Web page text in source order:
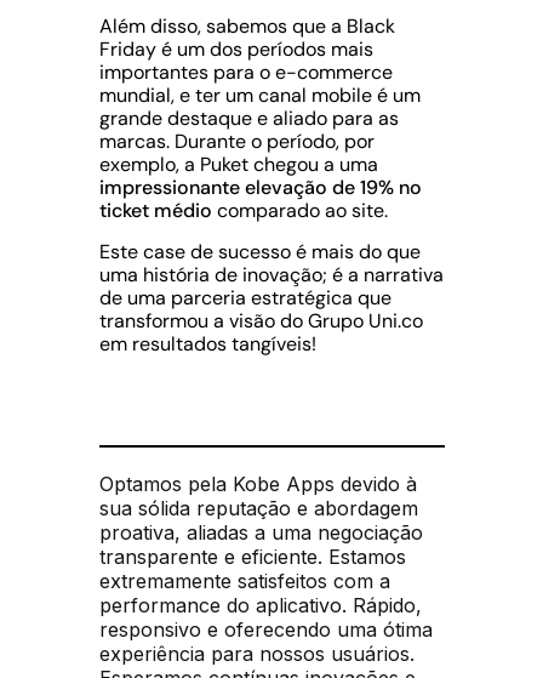
Além disso, sabemos que a Black
Friday é um dos períodos mais
importantes para o e-commerce
mundial, e ter um canal mobile é um
grande destaque e aliado para as
marcas. Durante o período, por
exemplo, a Puket chegou a uma
impressionante elevação de 19% no
ticket médio comparado ao site.
Este case de sucesso é mais do que
uma história de inovação; é a narrativa
de uma parceria estratégica que
transformou a visão do Grupo Uni.co
em resultados tangíveis!
Optamos pela Kobe Apps devido à
sua sólida reputação e abordagem
proativa, aliadas a uma negociação
transparente e eficiente. Estamos
extremamente satisfeitos com a
performance do aplicativo. Rápido,
responsivo e oferecendo uma ótima
experiência para nossos usuários.